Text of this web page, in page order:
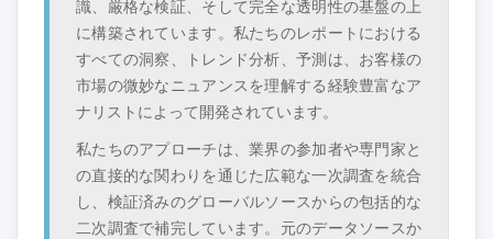
識、厳格な検証、そして完全な透明性の基盤の上
に構築されています。私たちのレポートにおける
すべての洞察、トレンド分析、予測は、お客様の
市場の微妙なニュアンスを理解する経験豊富なア
ナリストによって開発されています。
私たちのアプローチは、業界の参加者や専門家と
の直接的な関わりを通じた広範な一次調査を統合
し、検証済みのグローバルソースからの包括的な
二次調査で補完しています。元のデータソースか